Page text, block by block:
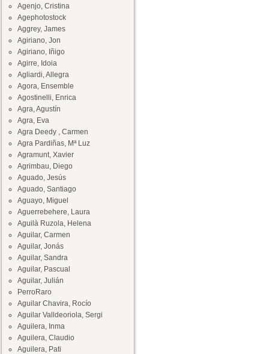
Agenjo, Cristina
Agephotostock
Aggrey, James
Agiriano, Jon
Agiriano, Iñigo
Agirre, Idoia
Agliardi, Allegra
Agora, Ensemble
Agostinelli, Enrica
Agra, Agustín
Agra, Eva
Agra Deedy , Carmen
Agra Pardiñas, Mª Luz
Agramunt, Xavier
Agrimbau, Diego
Aguado, Jesús
Aguado, Santiago
Aguayo, Miguel
Aguerrebehere, Laura
Aguilà Ruzola, Helena
Aguilar, Carmen
Aguilar, Jonás
Aguilar, Sandra
Aguilar, Pascual
Aguilar, Julián
PerroRaro
Aguilar Chavira, Rocío
Aguilar Valldeoriola, Sergi
Aguilera, Inma
Aguilera, Claudio
Aguilera, Pati